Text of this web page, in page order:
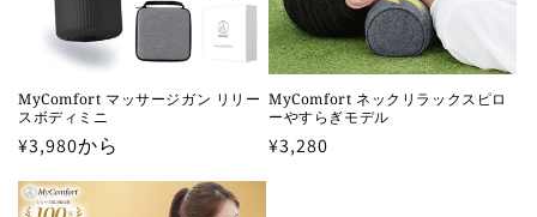
MyComfort マッサージガン リリー
スボディミニ
通
価
¥3,980から
MyComfort ネックリラックスピロ
ーやすらぎモデル
通
¥3,280